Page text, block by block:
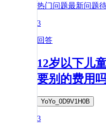
热门问题最新问题
3
回答
12岁以下儿
要别的费用
YoYo_0D9V1H0B
3